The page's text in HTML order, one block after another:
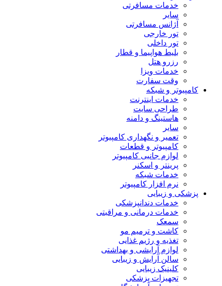
خدمات مسافرتی
سایر
آژانس مسافرتی
تور خارجی
تور داخلی
بلیط هواپیما و قطار
رزرو هتل
خدمات ویزا
وقت سفارت
کامپیوتر و شبکه
خدمات اینترنت
طراحی سایت
هاستینگ و دامنه
سایر
تعمیر و نگهداری کامپیوتر
کامپیوتر و قطعات
لوازم جانبی کامپیوتر
پرینتر و اسکنر
خدمات شبکه
نرم افزار کامپیوتر
پزشکی و زیبایی
خدمات دندانپزشکی
خدمات درمانی و مراقبتی
سمعک
کاشت و ترمیم مو
تغذیه و رژیم غذایی
لوازم آرایشی و بهداشتی
سالن آرایش و زیبایی
کلینیک زیبایی
تجهیزات پزشکی